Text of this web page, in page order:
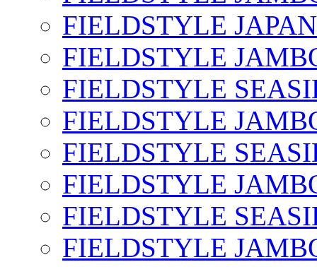
FIELDSTYLE
FIELDSTYLE
FIELDSTYLE
FIELDSTYLE
FIELDSTYLE
FIELDSTYLE
FIELDSTYLE
FIELDSTYLE